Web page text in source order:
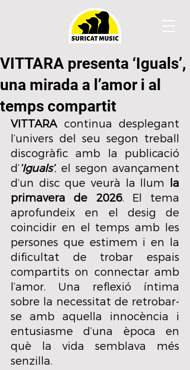
VITTARA presenta ‘Iguals’,
una mirada a l’amor i al
temps compartit
VITTARA continua desplegant
l’univers del seu segon treball
discogràfic amb la publicació
d’’Iguals’, el segon avançament
d’un disc que veurà la llum
la
primavera de 2026. El tema
aprofundeix en el desig de
coincidir en el temps amb les
persones que estimem i en la
dificultat de trobar espais
compartits on connectar amb
l’amor. Una reflexió íntima
sobre la necessitat de retrobar-
se amb aquella innocència i
entusiasme d’una època en
què la vida semblava més
senzilla.